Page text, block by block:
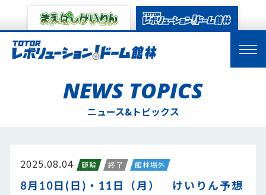
NEWS TOPICS
ニュース&トピックス
2025.08.04 競輪 終了 館林場外
8月10日(日)・11日（月） けいりん予想